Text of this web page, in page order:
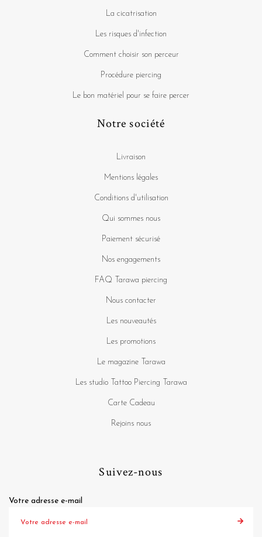
La cicatrisation
Les risques d'infection
Comment choisir son perceur
Procédure piercing
Le bon matériel pour se faire percer
Notre société
Livraison
Mentions légales
Conditions d'utilisation
Qui sommes nous
Paiement sécurisé
Nos engagements
FAQ Tarawa piercing
Nous contacter
Les nouveautés
Les promotions
Le magazine Tarawa
Les studio Tattoo Piercing Tarawa
Carte Cadeau
Rejoins nous
Suivez-nous
Votre adresse e-mail